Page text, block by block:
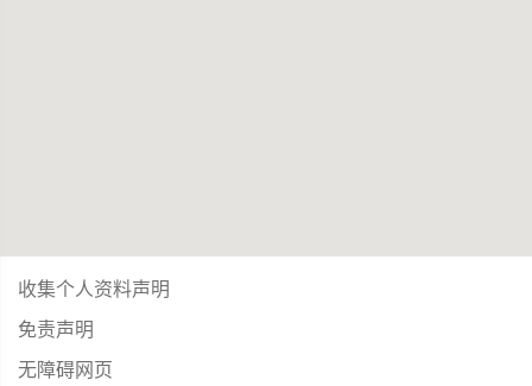
收集个人资料声明
免责声明
无障碍网页